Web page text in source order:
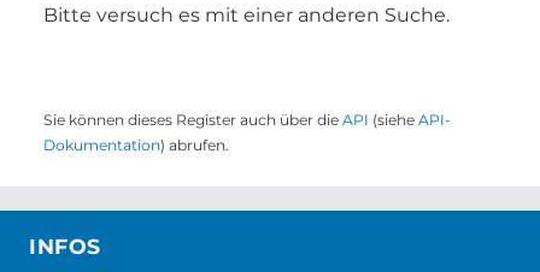
Bitte versuch es mit einer anderen Suche.
Sie können dieses Register auch über die API (siehe API-
Dokumentation) abrufen.
INFOS